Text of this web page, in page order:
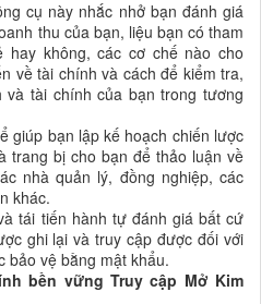
cụ này nhắc nhở bạn đánh giá
thu của bạn, liệu bạn có tham
không, các cơ chế nào cho
về tài chính và cách để kiểm tra,
tài chính của bạn trong tương
giúp bạn lập kế hoạch chiến lược
trang bị cho bạn để thảo luận về
nhà quản lý, đồng nghiệp, các
khác.
tái tiến hành tự đánh giá bất cứ
ghi lại và truy cập được đối với
bảo vệ bằng mật khẩu.
bền vững Truy cập Mở Kim